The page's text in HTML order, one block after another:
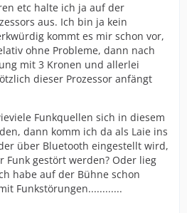
etc halte ich ja auf der
aus. Ich bin ja kein
kommt es mir schon vor,
ohne Probleme, dann nach
mit 3 Kronen und allerlei
dieser Prozessor anfängt
Funkquellen sich in diesem
dann komm ich da als Laie ins
über Bluetooth eingestellt wird,
Funk gestört werden? Oder lieg
habe auf der Bühne schon
Funkstörungen............